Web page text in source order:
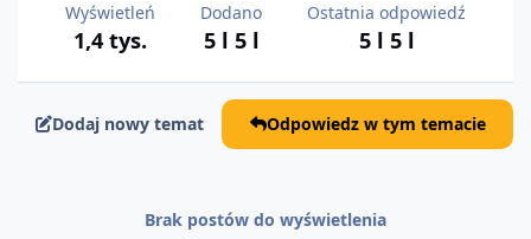
Wyświetleń
1,4 tys.
Dodano
5 l 5 l
Ostatnia odpowiedź
5 l 5 l
Dodaj nowy temat Odpowiedz w tym temacie
Brak postów do wyświetlenia